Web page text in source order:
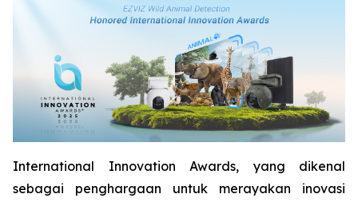
International Innovation Awards, yang dikenal
sebagai penghargaan untuk merayakan inovasi